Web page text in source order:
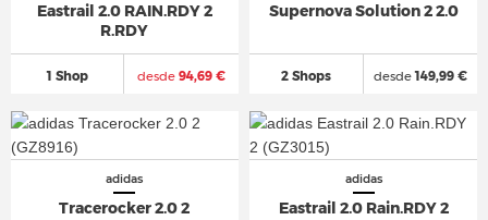
Eastrail 2.0 RAIN.RDY 2
R.RDY
1 Shop desde94,69 €
Supernova Solution 2 2.0
2 Shops desde149,99 €
adidas
Tracerocker 2.0 2
adidas
Eastrail 2.0 Rain.RDY 2